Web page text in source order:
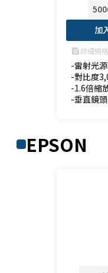
加
feed詳細規格
-雷射光
-對比度
-1.6倍縮
-垂直鏡
EPSON